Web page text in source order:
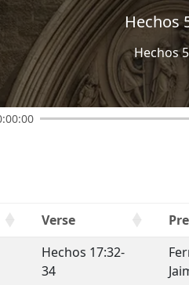
Hechos
Hechos
Verse
Hechos 17:32-
34